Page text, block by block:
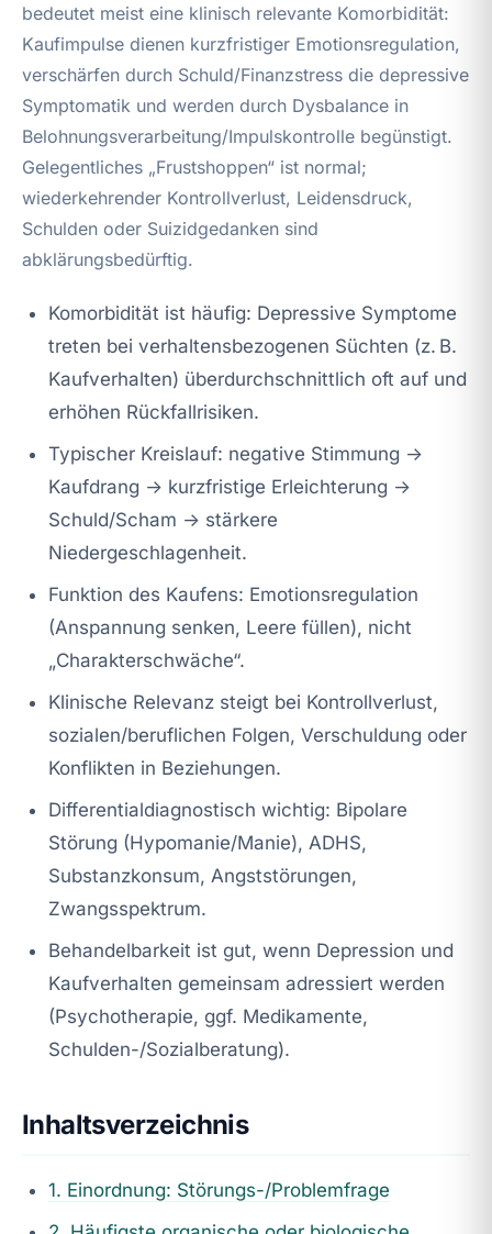
bedeutet meist eine klinisch relevante Komorbidität:
Kaufimpulse dienen kurzfristiger Emotionsregulation,
verschärfen durch Schuld/Finanzstress die depressive
Symptomatik und werden durch Dysbalance in
Belohnungsverarbeitung/Impulskontrolle begünstigt.
Gelegentliches „Frustshoppen“ ist normal;
wiederkehrender Kontrollverlust, Leidensdruck,
Schulden oder Suizidgedanken sind
abklärungsbedürftig.
Komorbidität ist häufig: Depressive Symptome
treten bei verhaltensbezogenen Süchten (z. B.
Kaufverhalten) überdurchschnittlich oft auf und
erhöhen Rückfallrisiken.
Typischer Kreislauf: negative Stimmung →
Kaufdrang → kurzfristige Erleichterung →
Schuld/Scham → stärkere
Niedergeschlagenheit.
Funktion des Kaufens: Emotionsregulation
(Anspannung senken, Leere füllen), nicht
„Charakterschwäche“.
Klinische Relevanz steigt bei Kontrollverlust,
sozialen/beruflichen Folgen, Verschuldung oder
Konflikten in Beziehungen.
Differentialdiagnostisch wichtig: Bipolare
Störung (Hypomanie/Manie), ADHS,
Substanzkonsum, Angststörungen,
Zwangsspektrum.
Behandelbarkeit ist gut, wenn Depression und
Kaufverhalten gemeinsam adressiert werden
(Psychotherapie, ggf. Medikamente,
Schulden-/Sozialberatung).
Inhaltsverzeichnis
1. Einordnung: Störungs-/Problemfrage